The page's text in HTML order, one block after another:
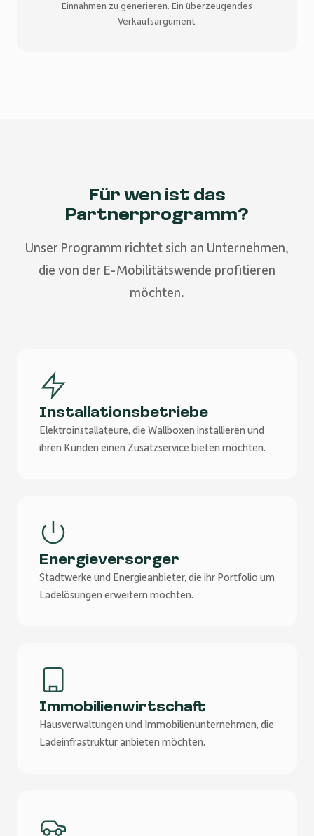
Einnahmen zu generieren. Ein überzeugendes
Verkaufsargument.
Für wen ist das
Partnerprogramm?
Unser Programm richtet sich an Unternehmen,
die von der E-Mobilitätswende profitieren
möchten.
Installationsbetriebe
Elektroinstallateure, die Wallboxen installieren und
ihren Kunden einen Zusatzservice bieten möchten.
Energieversorger
Stadtwerke und Energieanbieter, die ihr Portfolio um
Ladelösungen erweitern möchten.
Immobilienwirtschaft
Hausverwaltungen und Immobilienunternehmen, die
Ladeinfrastruktur anbieten möchten.